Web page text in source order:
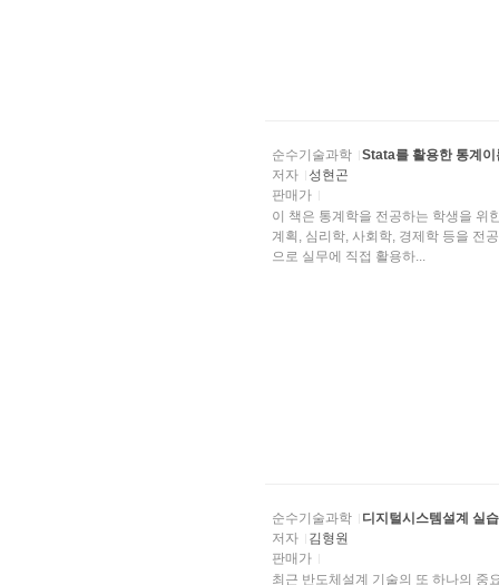
순수기술과학
Stata를 활용한 통계이
저자
성현곤
판매가
이 책은 통계학을 전공하는 학생을 위
계획, 심리학, 사회학, 경제학 등을 전
으로 실무에 직접 활용하...
순수기술과학
디지털시스템설계 실습
저자
김형원
판매가
최근 반도체설계 기술의 또 하나의 중요